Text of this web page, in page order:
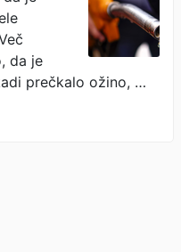
da je
prečkalo ožino, …